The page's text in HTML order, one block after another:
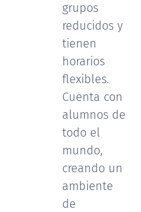
grupos
reducidos y
tienen
horarios
flexibles.
Cuenta con
alumnos de
todo el
mundo,
creando un
ambiente
de